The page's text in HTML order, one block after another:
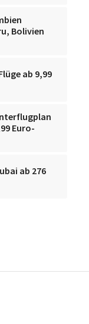
Bolivien
ab 9,99
Euro-
ab 276